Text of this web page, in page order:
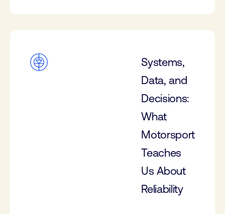
Systems,
Data, and
Decisions:
What
Motorsport
Teaches
Us About
Reliability